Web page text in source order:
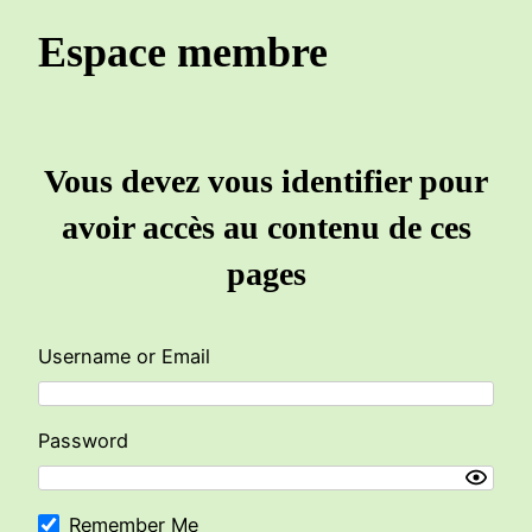
Espace membre
Vous devez vous identifier pour
avoir accès au contenu de ces
pages
Username or Email
Password
Remember Me